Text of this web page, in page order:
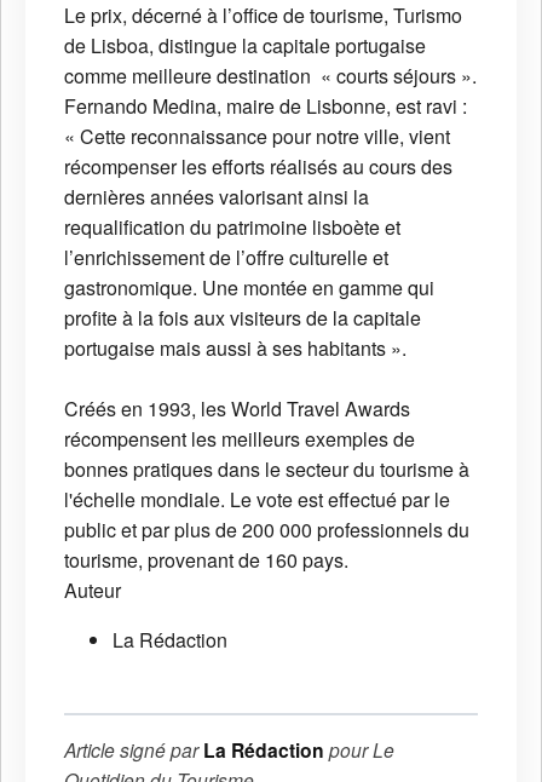
Le prix, décerné à l’office de tourisme, Turismo
de Lisboa, distingue la capitale portugaise
comme meilleure destination « courts séjours ».
Fernando Medina, maire de Lisbonne, est ravi :
« Cette reconnaissance pour notre ville, vient
récompenser les efforts réalisés au cours des
dernières années valorisant ainsi la
requalification du patrimoine lisboète et
l’enrichissement de l’offre culturelle et
gastronomique. Une montée en gamme qui
profite à la fois aux visiteurs de la capitale
portugaise mais aussi à ses habitants ».
Créés en 1993, les World Travel Awards
récompensent les meilleurs exemples de
bonnes pratiques dans le secteur du tourisme à
l'échelle mondiale. Le vote est effectué par le
public et par plus de 200 000 professionnels du
tourisme, provenant de 160 pays.
Auteur
La Rédaction
Article signé parLa Rédaction pourLe